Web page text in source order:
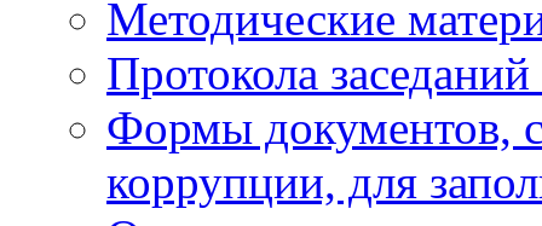
Методические
Протокола
Формы документов,
коррупции, для